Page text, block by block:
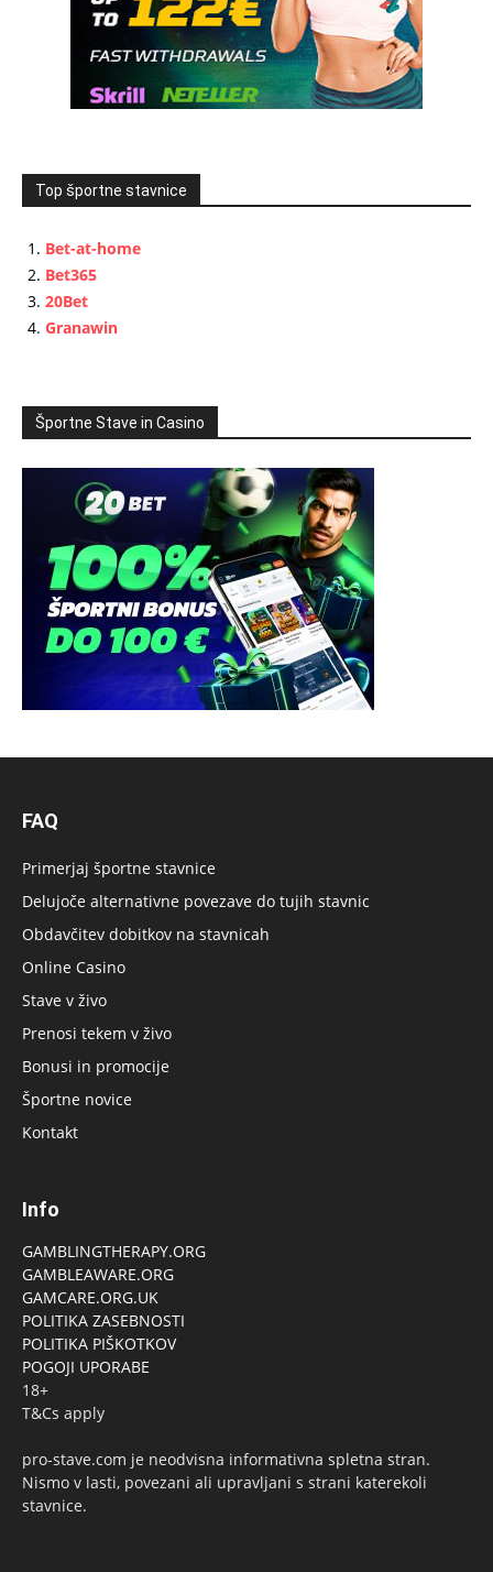
Top športne stavnice
Bet-at-home
Bet365
20Bet
Granawin
Športne Stave in Casino
FAQ
Primerjaj športne stavnice
Delujoče alternativne povezave do tujih stavnic
Obdavčitev dobitkov na stavnicah
Online Casino
Stave v živo
Prenosi tekem v živo
Bonusi in promocije
Športne novice
Kontakt
Info
GAMBLINGTHERAPY.ORG
GAMBLEAWARE.ORG
GAMCARE.ORG.UK
POLITIKA ZASEBNOSTI
POLITIKA PIŠKOTKOV
POGOJI UPORABE
18+
T&Cs apply
pro-stave.com je neodvisna informativna spletna stran.
Nismo v lasti, povezani ali upravljani s strani katerekoli
stavnice.